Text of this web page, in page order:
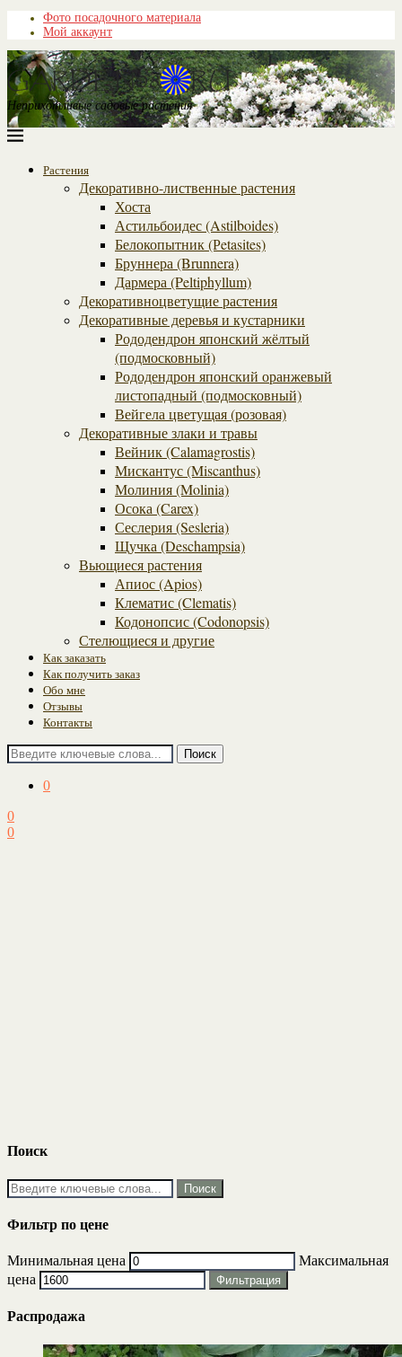
Фото посадочного материала
Мой аккаунт
Неприхотливые садовые растения
Растения
Декоративно-лиственные растения
Хоста
Астильбоидес (Astilboides)
Белокопытник (Рetasites)
Бруннера (Brunnera)
Дармера (Peltiphyllum)
Декоративноцветущие растения
Декоративные деревья и кустарники
Рододендрон японский жёлтый
(подмосковный)
Рододендрон японский оранжевый
листопадный (подмосковный)
Вейгела цветущая (розовая)
Декоративные злаки и травы
Вейник (Calamagrostis)
Мискантус (Miscanthus)
Молиния (Molinia)
Осока (Carex)
Сеслерия (Sesleria)
Щучка (Deschampsia)
Вьющиеся растения
Апиос (Apios)
Клематис (Clematis)
Кодонопсис (Codonopsis)
Стелющиеся и другие
Как заказать
Как получить заказ
Обо мне
Отзывы
Контакты
Поиск
0
0
0
Поиск
Фильтр по цене
Минимальная цена
Максимальная
цена
Фильтрация
Распродажа